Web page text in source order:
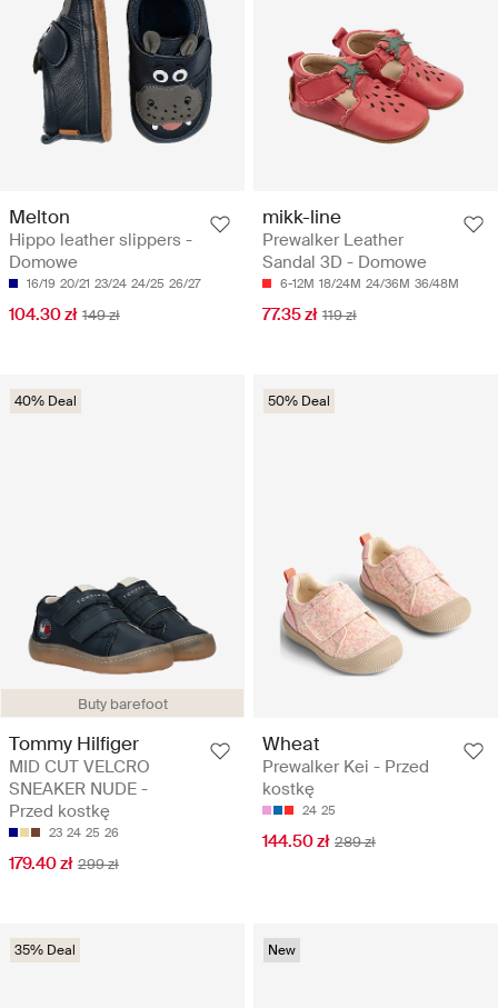
Melton
Hippo leather slippers -
Domowe
16/19 20/21 23/24 24/25 26/27
104.30 zł 149 zł
mikk-line
Prewalker Leather
Sandal 3D - Domowe
6-12M 18/24M 24/36M 36/48M
77.35 zł 119 zł
Buty barefoot
40% Deal
Tommy Hilfiger
MID CUT VELCRO
SNEAKER NUDE -
Przed kostkę
23 24 25 26
179.40 zł 299 zł
50% Deal
Wheat
Prewalker Kei - Przed
kostkę
24 25
144.50 zł 289 zł
35% Deal New